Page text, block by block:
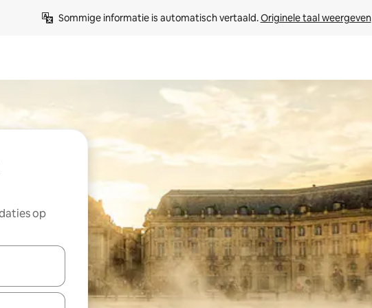
Sommige informatie is automatisch vertaald. Originele taal weergeven
op
maak je een keuze met je de pijltjestoetsen omhoog en omlaag, óf door te tikken